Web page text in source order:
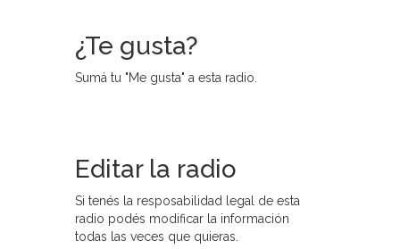
¿Te gusta?
Sumá tu "Me gusta" a esta radio.
Editar la radio
Si tenés la resposabilidad legal de esta
radio podés modificar la información
todas las veces que quieras.